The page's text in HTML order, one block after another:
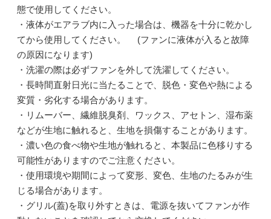
態で使用してください。
・液体がエアラブ内に入った場合は、機器を十分に乾かし
てから使用してください。 (ファンに液体が入ると故障
の原因になります)
・洗濯の際は必ずファンを外して洗濯してください。
・長時間直射日光に当たることで、脱色・変色や熱による
変質・劣化する場合があります。
・リムーバー、繊維脱臭剤、ワックス、アセトン、湿布薬
などが生地に触れると、生地を損傷することがあります。
・濃い色の食べ物や生地が触れると、本製品に色移りする
可能性がありますのでご注意ください。
・使用環境や期間によって変形、変色、生地のたるみが生
じる場合があります。
・グリル(蓋)を取り外すときは、電源を抜いてファンが作